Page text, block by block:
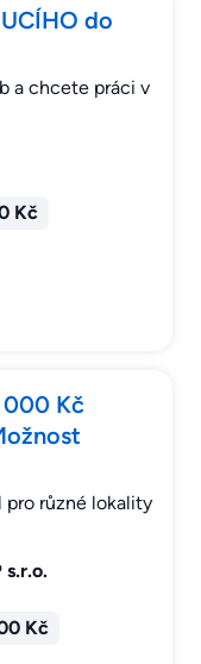
do
a chcete práci v
Kč
000 Kč
pro různé lokality
s.r.o.
Kč